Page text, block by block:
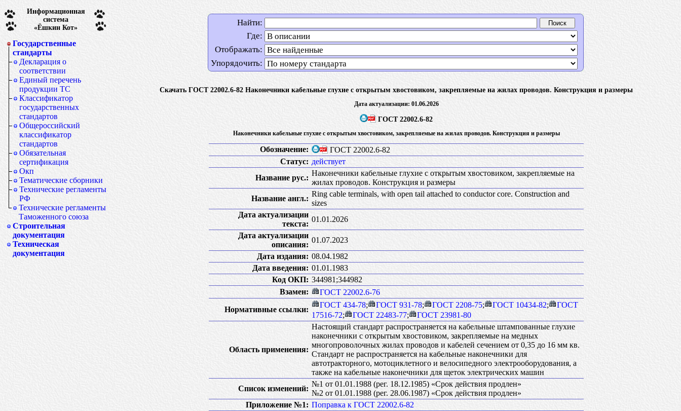
Информационная
система
«Ёшкин Кот»
Государственные
стандарты
Декларация о
соответствии
Единый перечень
продукции ТС
Классификатор
государственных
стандартов
Общероссийский
классификатор
стандартов
Обязательная
сертификация
Окп
Тематические сборники
Технические регламенты
РФ
Технические регламенты
Таможенного союза
Строительная
документация
Техническая
документация
Найти:
Где:
Отображать:
Упорядочить:
Скачать ГОСТ 22002.6-82 Наконечники кабельные глухие с открытым хвостовиком, закрепляемые на жилах проводов. Конструкция и размеры
Дата актуализации: 01.06.2026
ГОСТ 22002.6-82
Наконечники кабельные глухие с открытым хвостовиком, закрепляемые на жилах проводов. Конструкция и размеры
Обозначение:
ГОСТ 22002.6-82
Статус: действует
Название рус.:
Наконечники кабельные глухие с открытым хвостовиком, закрепляемые на
жилах проводов. Конструкция и размеры
Название англ.:
Ring cable terminals, with open tail attached to conductor core. Construction and
sizes
Дата актуализации
текста:
01.01.2026
Дата актуализации
описания:
01.07.2023
Дата издания: 08.04.1982
Дата введения: 01.01.1983
Код ОКП: 344981;344982
Взамен:
ГОСТ 22002.6-76
Нормативные ссылки:
ГОСТ 434-78; ГОСТ 931-78; ГОСТ 2208-75; ГОСТ 10434-82;
ГОСТ
17516-72; ГОСТ 22483-77; ГОСТ 23981-80
Область применения:
Настоящий стандарт распространяется на кабельные штампованные глухие
наконечники с открытым хвостовиком, закрепляемые на медных
многопроволочных жилах проводов и кабелей сечением от 0,35 до 16 мм кв.
Стандарт не распространяется на кабельные наконечники для
автотракторного, мотоциклетного и велосипедного электрооборудования, а
также на кабельные наконечники для щеток электрических машин
Список изменений:
№1 от 01.01.1988 (рег. 18.12.1985) «Срок действия продлен»
№2 от 01.01.1988 (рег. 28.06.1987) «Срок действия продлен»
Приложение №1: Поправка к ГОСТ 22002.6-82